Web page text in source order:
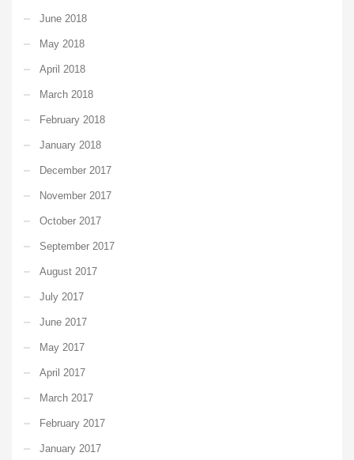
June 2018
May 2018
April 2018
March 2018
February 2018
January 2018
December 2017
November 2017
October 2017
September 2017
August 2017
July 2017
June 2017
May 2017
April 2017
March 2017
February 2017
January 2017